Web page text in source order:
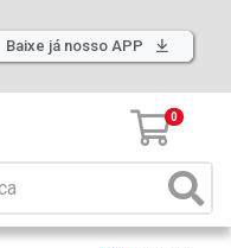
Baixe já nosso APP
0